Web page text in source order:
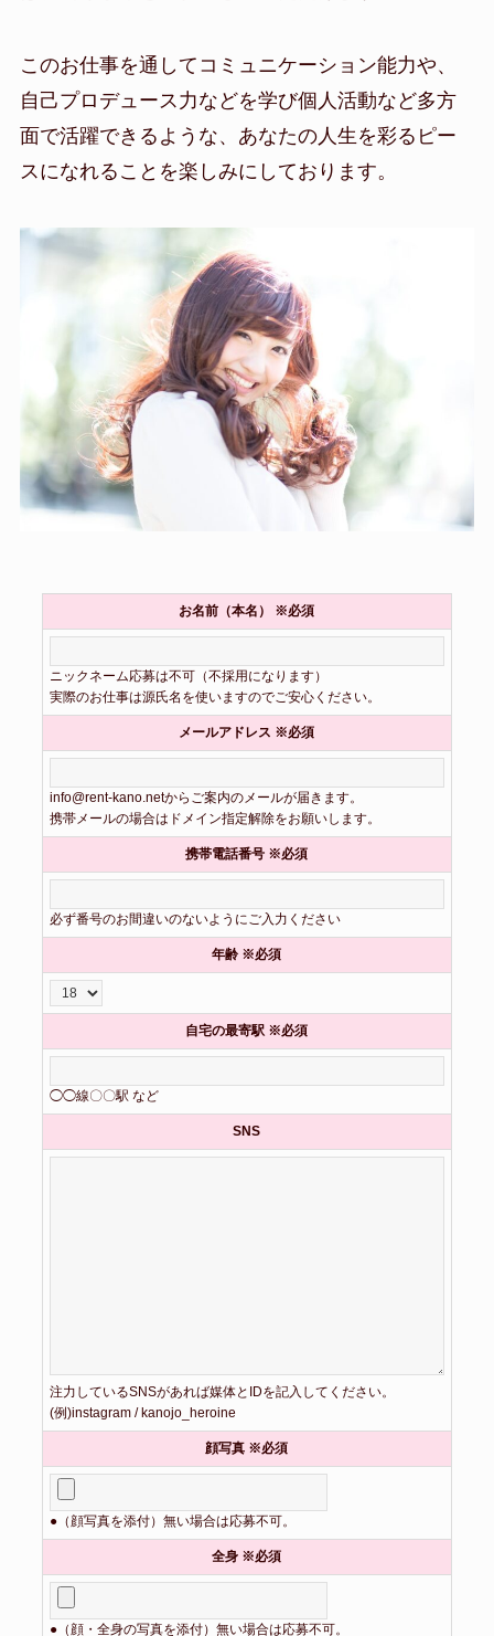
このお仕事を通してコミュニケーション能力や、
自己プロデュース力などを学び個人活動など多方
面で活躍できるような、あなたの人生を彩るピー
スになれることを楽しみにしております。
お名前（本名） ※必須
ニックネーム応募は不可（不採用になります）
実際のお仕事は源氏名を使いますのでご安心ください。
メールアドレス ※必須
info@rent-kano.netからご案内のメールが届きます。
携帯メールの場合はドメイン指定解除をお願いします。
携帯電話番号 ※必須
必ず番号のお間違いのないようにご入力ください
年齢 ※必須
自宅の最寄駅 ※必須
◯◯線〇〇駅 など
SNS
注力しているSNSがあれば媒体とIDを記入してください。
(例)instagram / kanojo_heroine
顔写真 ※必須
●（顔写真を添付）無い場合は応募不可。
全身 ※必須
●（顔・全身の写真を添付）無い場合は応募不可。